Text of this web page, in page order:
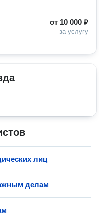
от 10 000 ₽
за услугу
лиц
делам